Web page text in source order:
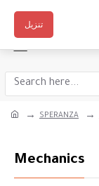
تنزيل
Login
SPERANZA
Mechanics